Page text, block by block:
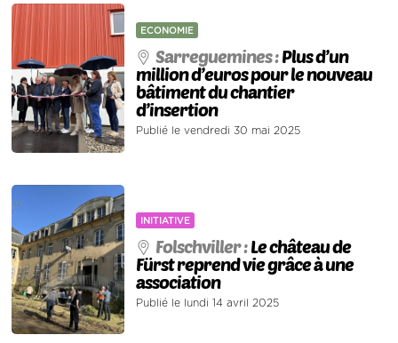
ECONOMIE
Sarreguemines :Plus d’un
million d’euros pour le nouveau
bâtiment du chantier
d’insertion
Publié le vendredi 30 mai 2025
INITIATIVE
Folschviller :Le château de
Fürst reprend vie grâce à une
association
Publié le lundi 14 avril 2025